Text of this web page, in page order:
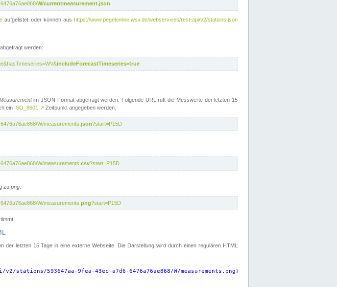
W/currentmeasurement.json
aufgelistet oder können aushttps://www.pegelonline.wsv.de/webservices/rest-api/v2/stations.json
werden:
includeForecastTimeseries=true
im JSON-Format abgefragt werden. Folgende URL ruft die Messwerte der letzten 15
ein ISO_8601 ↗ Zeitpunkt angegeben werden.
W/measurements. json?start=P15D
W/measurements. csv?start=P15D
zu png
W/measurements. png?start=P15D
letzten 15 Tage in eine externe Webseite. Die Darstellung wird durch einen regulären HTML
593647aa-9fea-43ec-a7d6-6476a76ae868/W/